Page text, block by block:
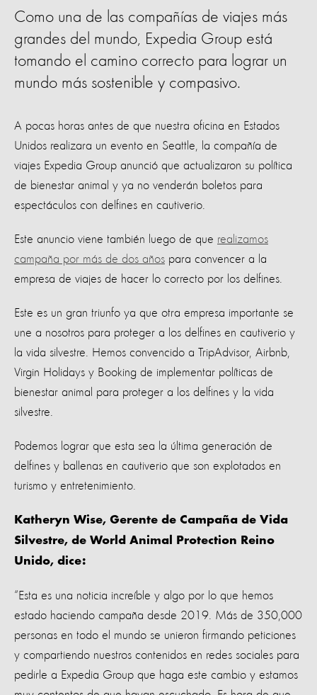
Como una de las compañías de viajes más
grandes del mundo, Expedia Group está
tomando el camino correcto para lograr un
mundo más sostenible y compasivo.
A pocas horas antes de que nuestra oficina en Estados
Unidos realizara un evento en Seattle, la compañía de
viajes Expedia Group anunció que actualizaron su política
de bienestar animal y ya no venderán boletos para
espectáculos con delfines en cautiverio.
Este anuncio viene también luego de que realizamos
campaña por más de dos años para convencer a la
empresa de viajes de hacer lo correcto por los delfines.
Este es un gran triunfo ya que otra empresa importante se
une a nosotros para proteger a los delfines en cautiverio y
la vida silvestre. Hemos convencido a TripAdvisor, Airbnb,
Virgin Holidays y Booking de implementar políticas de
bienestar animal para proteger a los delfines y la vida
silvestre.
Podemos lograr que esta sea la última generación de
delfines y ballenas en cautiverio que son explotados en
turismo y entretenimiento.
Katheryn Wise, Gerente de Campaña de Vida
Silvestre, de World Animal Protection Reino
Unido, dice:
“Esta es una noticia increíble y algo por lo que hemos
estado haciendo campaña desde 2019. Más de 350,000
personas en todo el mundo se unieron firmando peticiones
y compartiendo nuestros contenidos en redes sociales para
pedirle a Expedia Group que haga este cambio y estamos